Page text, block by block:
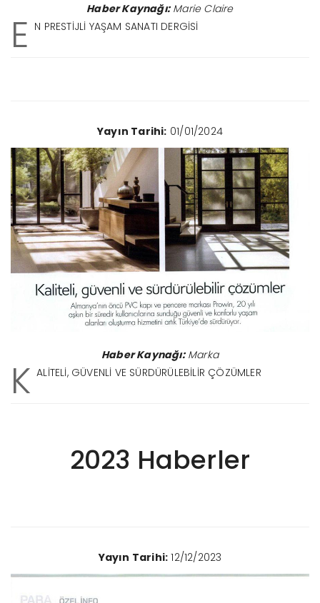
Haber Kaynağı:Marie Claire
E N PRESTİJLİ YAŞAM SANATI DERGİSİ
Yayın Tarihi: 01/01/2024
Haber Kaynağı:Marka
K ALİTELİ, GÜVENLİ VE SÜRDÜRÜLEBİLİR ÇÖZÜMLER
2023 Haberler
Yayın Tarihi: 12/12/2023